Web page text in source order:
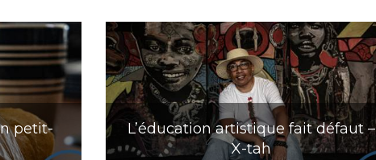
petit-
L’éducation artistique fait défaut –
X-tah